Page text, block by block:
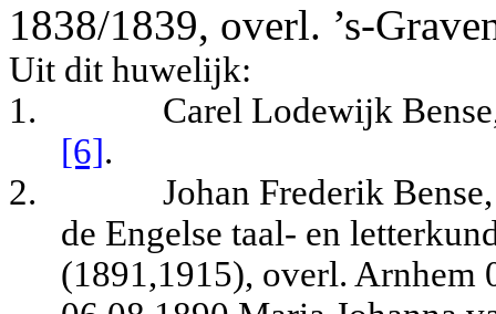
1838/1839, overl. ’s-
Uit dit huwelijk:
1.
Carel Lodewijk
[6].
2.
Johan Frederik
de Engelse taal- en
(1891,1915), overl. Arnhem